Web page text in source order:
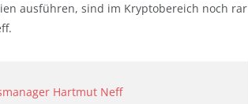
ausführen, sind im Kryptobereich noch rar
Hartmut Neff